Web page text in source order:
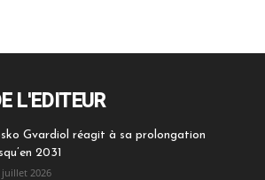
L'EDITEUR
Gvardiol réagit à sa prolongation
2031
juillet 2026